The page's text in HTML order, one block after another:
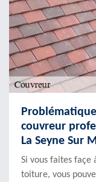
couvreur
La Seyne Sur
Si vous faites
toiture, vous